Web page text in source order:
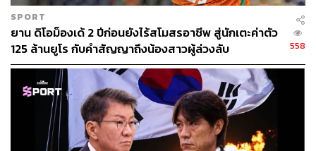
ในทางตรงกันข้าม ทีมปีศาจแดงยังมีโอกาสอยู่ เพียงแต่พวก
เขาต้องยอมรับในเงื่อนไขที่ดอร์ทมุนด์ตั้งเท่านั้น นั่นคือการ
จ่ายเงิน 120 ล้านยูโร
ปัญหาอยู่ที่แมนเชสเตอร์ ยูไนเต็ดเองมองว่าการจ่ายเงิน
จำนวนนี้ในสถานการณ์ของโลกเวลานี้เป็นเรื่องที่ไม่เหมาะ
SPORT
ยาน ดิโอม็องเด้ 2 ปีก่อนยังไร้สโมสรอาชีพ สู่นักเตะค่าตัว
125 ล้านยูโร กับคำสัญญาถึงน้องสาวผู้ล่วงลับ
558